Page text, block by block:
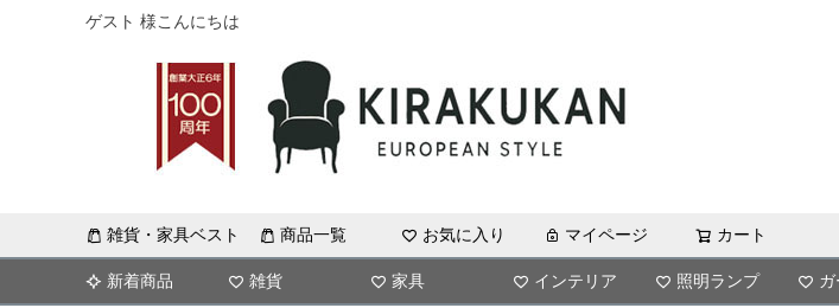
ゲスト 様こんにちは
雑貨・家具ベスト 商品一覧 お気に入り マイページ カート
新着商品 雑貨 家具 インテリア 照明ランプ